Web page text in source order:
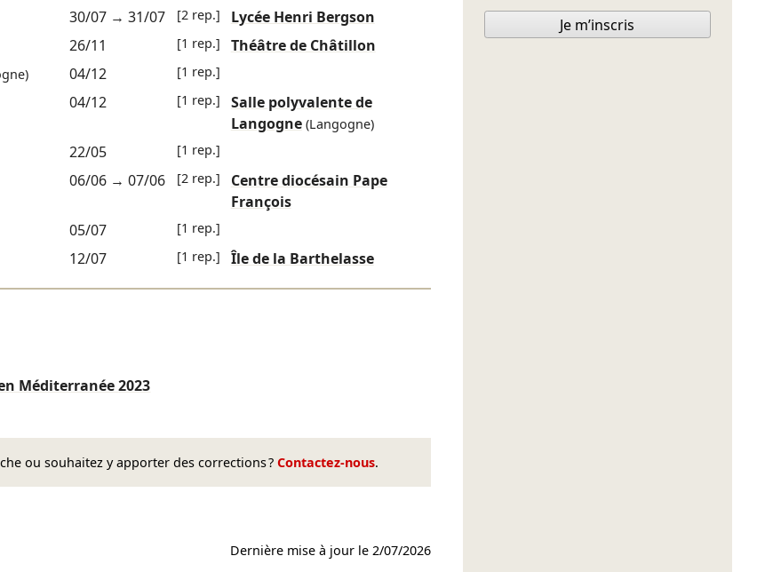
30/07→ 31/07 [2 rep.]
Lycée Henri Bergson
26/11 [1 rep.]
Théâtre de Châtillon
04/12 [1 rep.]
04/12 [1 rep.]
Salle polyvalente de
Langogne (Langogne)
22/05 [1 rep.]
06/06→ 07/06 [2 rep.]
Centre diocésain Pape
François
05/07 [1 rep.]
12/07 [1 rep.] Île de la Barthelasse
Méditerranée2023
ou souhaitez y apporter des corrections ? Contactez-nous.
Dernière mise à jour le2/07/2026
Je m’inscris